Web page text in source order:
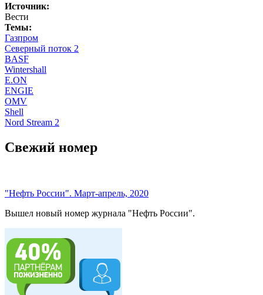
Источник:
Вести
Темы:
Газпром
Северный поток 2
BASF
Wintershall
E.ON
ENGIE
OMV
Shell
Nord Stream 2
Свежий номер
"Нефть России". Март-апрель, 2020
Вышел новый номер журнала "Нефть России".